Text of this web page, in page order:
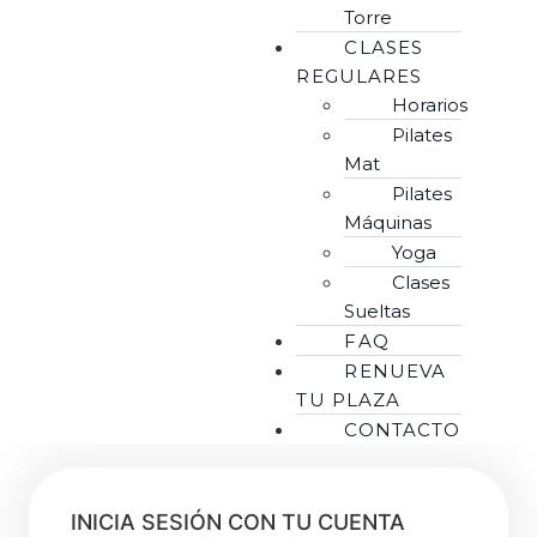
Torre
CLASES
REGULARES
Horarios
Pilates
Mat
Pilates
Máquinas
Yoga
Clases
Sueltas
FAQ
RENUEVA
TU PLAZA
CONTACTO
INICIA SESIÓN CON TU CUENTA